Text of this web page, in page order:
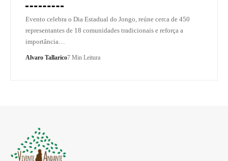
Evento celebra o Dia Estadual do Jongo, reúne cerca de 450
representantes de 18 comunidades tradicionais e reforça a
importância…
Alvaro Tallarico7 Min Leitura